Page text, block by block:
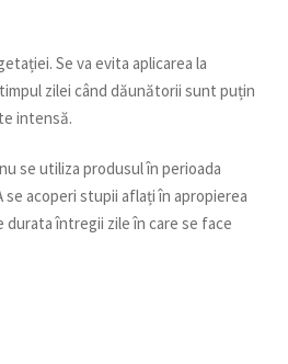
Se va evita aplicarea la
zilei când dăunătorii sunt puțin
intensă.
se utiliza produsul în perioada
se acoperi stupii aflați în apropierea
întregii zile în care se face